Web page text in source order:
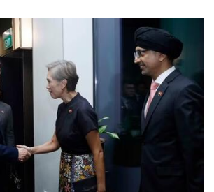
bài bản, chú đã đưa Z1000 GOLD vào